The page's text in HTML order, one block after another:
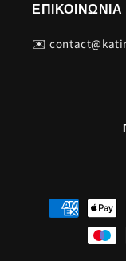
ΕΠΙΚΟΙΝΩΝΙΑ
✉️
Μέθοδοι
πληρωμής